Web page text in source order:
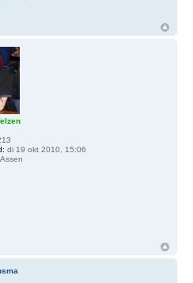
di 19 okt 2010, 15:06
Assen